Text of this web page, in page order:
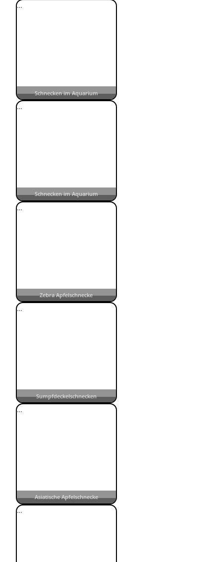
Schnecken im Aquarium
…
Schnecken im Aquarium
…
Zebra Apfelschnecke
…
Sumpfdeckelschnecken
…
Asiatische Apfelschnecke
…
…